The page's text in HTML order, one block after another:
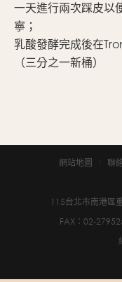
一天進行兩次踩皮以
寧；
乳酸發酵完成後在
（三分之一新桶）
網站地圖 聯
115台北市南港區
FAX：02-